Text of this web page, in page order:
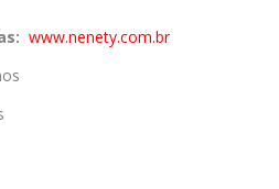
www.nenety.com.br